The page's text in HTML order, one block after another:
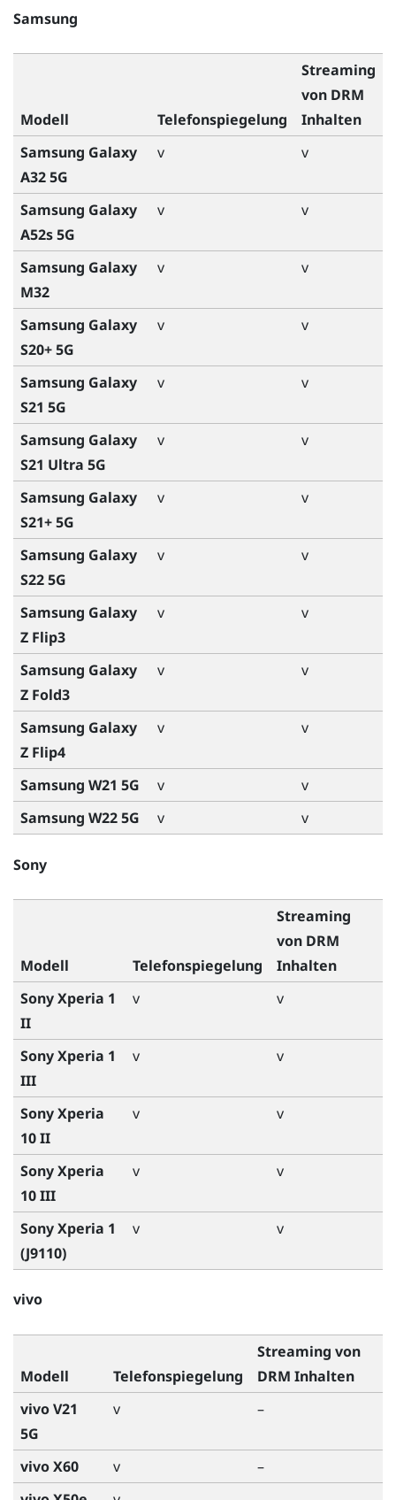
Samsung
Modell Telefonspiegelung
Streaming
von DRM
Inhalten
Samsung Galaxy
A32 5G
v v
Samsung Galaxy
A52s 5G
v v
Samsung Galaxy
M32
v v
Samsung Galaxy
S20+ 5G
v v
Samsung Galaxy
S21 5G
v v
Samsung Galaxy
S21 Ultra 5G
v v
Samsung Galaxy
S21+ 5G
v v
Samsung Galaxy
S22 5G
v v
Samsung Galaxy
Z Flip3
v v
Samsung Galaxy
Z Fold3
v v
Samsung Galaxy
Z Flip4
v v
Samsung W21 5G v
v
Samsung W22 5G
v v
Sony
Modell Telefonspiegelung
Streaming
von DRM
Inhalten
Sony Xperia 1
II
v v
Sony Xperia 1
III
v v
Sony Xperia
10 II
v v
Sony Xperia
10 III
v v
Sony Xperia 1
(J9110)
v v
vivo
Modell Telefonspiegelung
Streaming von
DRM Inhalten
vivo V21
5G
v –
vivo X60 v
–